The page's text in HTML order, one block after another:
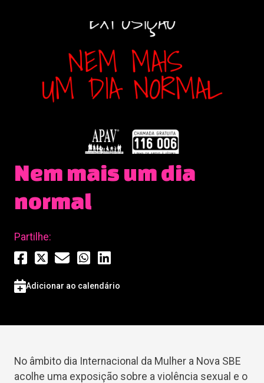
Nem mais um dia
normal
Partilhe:
Adicionar ao calendário
No âmbito dia Internacional da Mulher a Nova SBE
acolhe uma exposição sobre a violência sexual e o